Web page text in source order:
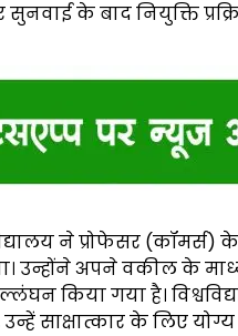
के बाद नियुक्ति
ने प्रोफेसर (कॉमर्स)
उन्होंने अपने वकील के
किया गया है।
उन्हें साक्षात्कार के लिए